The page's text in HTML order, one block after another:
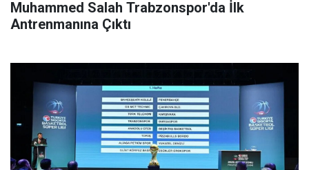
Muhammed Salah Trabzonspor'da İlk
Antrenmanına Çıktı